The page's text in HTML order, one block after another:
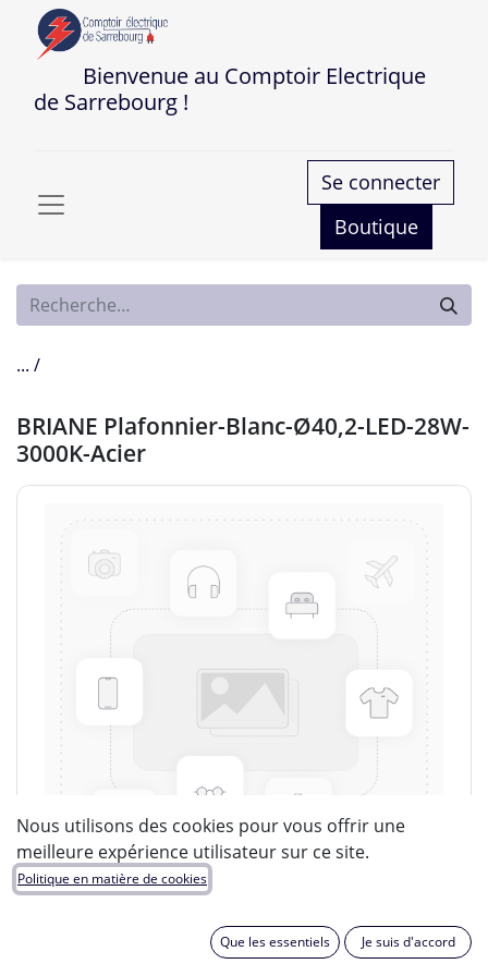
Bienvenue au Comptoir Electrique
de Sarrebourg !
Se connecter
Boutique
... /
BRIANE Plafonnier-Blanc-Ø40,2-LED-28W-
3000K-Acier
Nous utilisons des cookies pour vous offrir une
meilleure expérience utilisateur sur ce site.
Politique en matière de cookies
Que les essentiels Je suis d'accord